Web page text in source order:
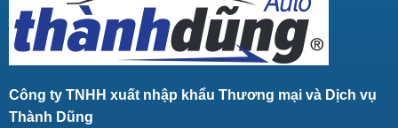
Công ty TNHH xuất nhập khẩu Thương mại và Dịch vụ
Thành Dũng